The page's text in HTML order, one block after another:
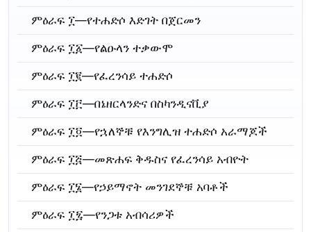
ምዕራፍ ፲—የተሐድሶ እድገት በጀርመን
ምዕራፍ ፲፩—የልዑላን ተቃውሞ
ምዕራፍ ፲፪—የፈረንሳይ ተሐድሶ
ምዕራፍ ፲፫—በኔዘርላንድና በስካንዲናቪያ
ምዕራፍ ፲፬—የኋለኞቹ የእንግሊዝ ተሐድሶ አራማጆች
ምዕራፍ ፲፭—መጽሐፍ ቅዱስና የፈረንሳይ አብዮት
ምዕራፍ ፲፮—የኃይማኖት መንገደኞቹ አባቶች
ምዕራፍ ፲፯—የንጋቱ አብሳሪዎች